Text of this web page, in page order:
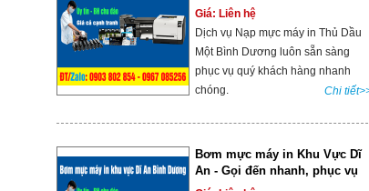
Giá: Liên hệ
Dịch vụ Nạp mực máy in Thủ Dầu
Một Bình Dương luôn sẵn sàng
phục vụ quý khách hàng nhanh
chóng.
Chi
Bơm mực máy in Khu Vực Dĩ
An - Gọi đến nhanh, phục vụ
tận nơi